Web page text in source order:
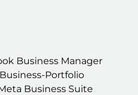
Business Manager
Portfolio
Business Suite